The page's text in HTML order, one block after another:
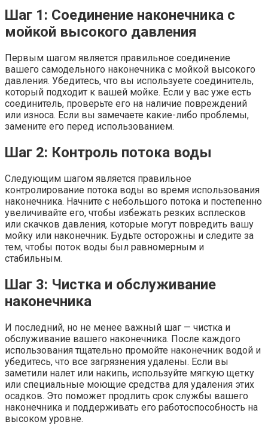
Шаг 1: Соединение наконечника с
мойкой высокого давления
Первым шагом является правильное соединение
вашего самодельного наконечника с мойкой высокого
давления. Убедитесь, что вы используете соединитель,
который подходит к вашей мойке. Если у вас уже есть
соединитель, проверьте его на наличие повреждений
или износа. Если вы замечаете какие-либо проблемы,
замените его перед использованием.
Шаг 2: Контроль потока воды
Следующим шагом является правильное
контролирование потока воды во время использования
наконечника. Начните с небольшого потока и постепенно
увеличивайте его, чтобы избежать резких всплесков
или скачков давления, которые могут повредить вашу
мойку или наконечник. Будьте осторожны и следите за
тем, чтобы поток воды был равномерным и
стабильным.
Шаг 3: Чистка и обслуживание
наконечника
И последний, но не менее важный шаг — чистка и
обслуживание вашего наконечника. После каждого
использования тщательно промойте наконечник водой и
убедитесь, что все загрязнения удалены. Если вы
заметили налет или накипь, используйте мягкую щетку
или специальные моющие средства для удаления этих
осадков. Это поможет продлить срок службы вашего
наконечника и поддерживать его работоспособность на
высоком уровне.